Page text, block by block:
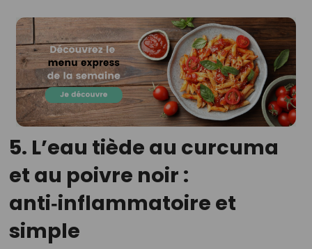
5. L’eau tiède au curcuma
et au poivre noir :
anti‑inflammatoire et
simple